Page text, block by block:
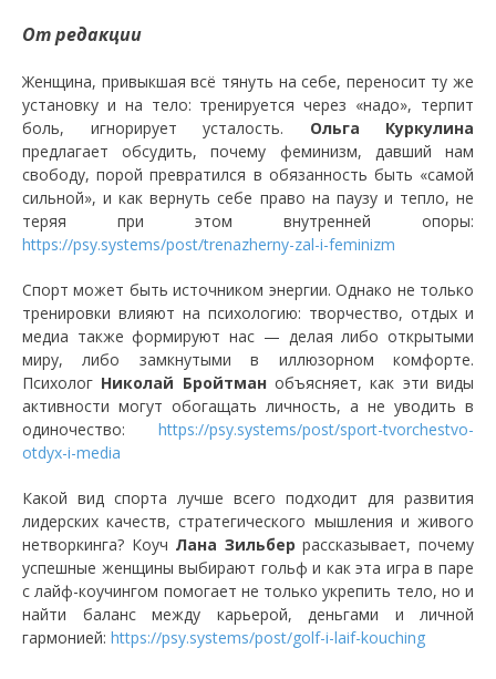
От редакции
Женщина, привыкшая всё тянуть на себе, переносит ту же
установку и на тело: тренируется через «надо», терпит
боль, игнорирует усталость. Ольга Куркулина
предлагает обсудить, почему феминизм, давший нам
свободу, порой превратился в обязанность быть «самой
сильной», и как вернуть себе право на паузу и тепло, не
теряя при этом внутренней опоры:
https://psy.systems/post/trenazherny-zal-i-feminizm
Спорт может быть источником энергии. Однако не только
тренировки влияют на психологию: творчество, отдых и
медиа также формируют нас — делая либо открытыми
миру, либо замкнутыми в иллюзорном комфорте.
Психолог Николай Бройтманобъясняет, как эти виды
активности могут обогащать личность, а не уводить в
одиночество: https://psy.systems/post/sport-tvorchestvo-
otdyx-i-media
Какой вид спорта лучше всего подходит для развития
лидерских качеств, стратегического мышления и живого
нетворкинга? Коуч Лана Зильбер рассказывает, почему
успешные женщины выбирают гольф и как эта игра в паре
с лайф-коучингом помогает не только укрепить тело, но и
найти баланс между карьерой, деньгами и личной
гармонией: https://psy.systems/post/golf-i-laif-kouching